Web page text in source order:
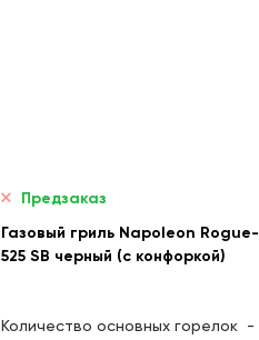
Предзаказ
Газовый гриль Napoleon Rogue-
525 SB черный (с конфоркой)
Количество основных горелок
-